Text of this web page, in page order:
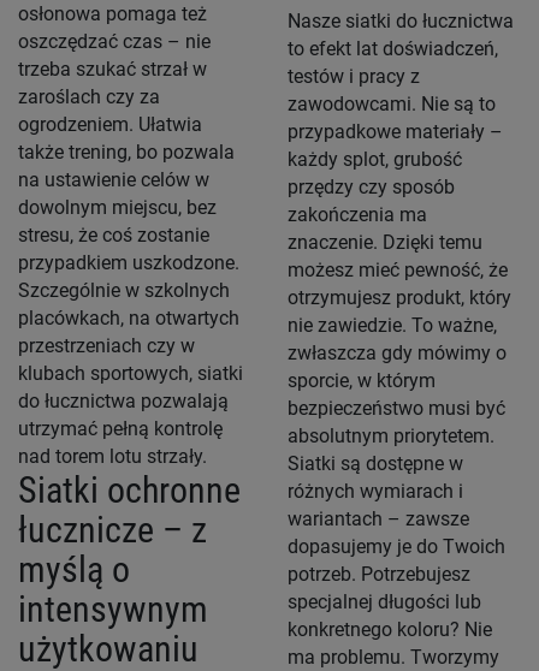
osłonowa pomaga też
oszczędzać czas – nie
trzeba szukać strzał w
zaroślach czy za
ogrodzeniem. Ułatwia
także trening, bo pozwala
na ustawienie celów w
dowolnym miejscu, bez
stresu, że coś zostanie
przypadkiem uszkodzone.
Szczególnie w szkolnych
placówkach, na otwartych
przestrzeniach czy w
klubach sportowych, siatki
do łucznictwa pozwalają
utrzymać pełną kontrolę
nad torem lotu strzały.
Siatki ochronne
łucznicze – z
myślą o
intensywnym
użytkowaniu
Nasze siatki do łucznictwa
to efekt lat doświadczeń,
testów i pracy z
zawodowcami. Nie są to
przypadkowe materiały –
każdy splot, grubość
przędzy czy sposób
zakończenia ma
znaczenie. Dzięki temu
możesz mieć pewność, że
otrzymujesz produkt, który
nie zawiedzie. To ważne,
zwłaszcza gdy mówimy o
sporcie, w którym
bezpieczeństwo musi być
absolutnym priorytetem.
Siatki są dostępne w
różnych wymiarach i
wariantach – zawsze
dopasujemy je do Twoich
potrzeb. Potrzebujesz
specjalnej długości lub
konkretnego koloru? Nie
ma problemu. Tworzymy